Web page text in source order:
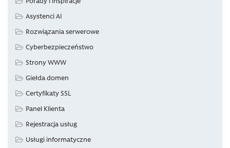
Asystenci AI
Rozwiązania serwerowe
Cyberbezpieczeństwo
Strony WWW
Giełda domen
Certyfikaty SSL
Panel Klienta
Rejestracja usług
Usługi informatyczne